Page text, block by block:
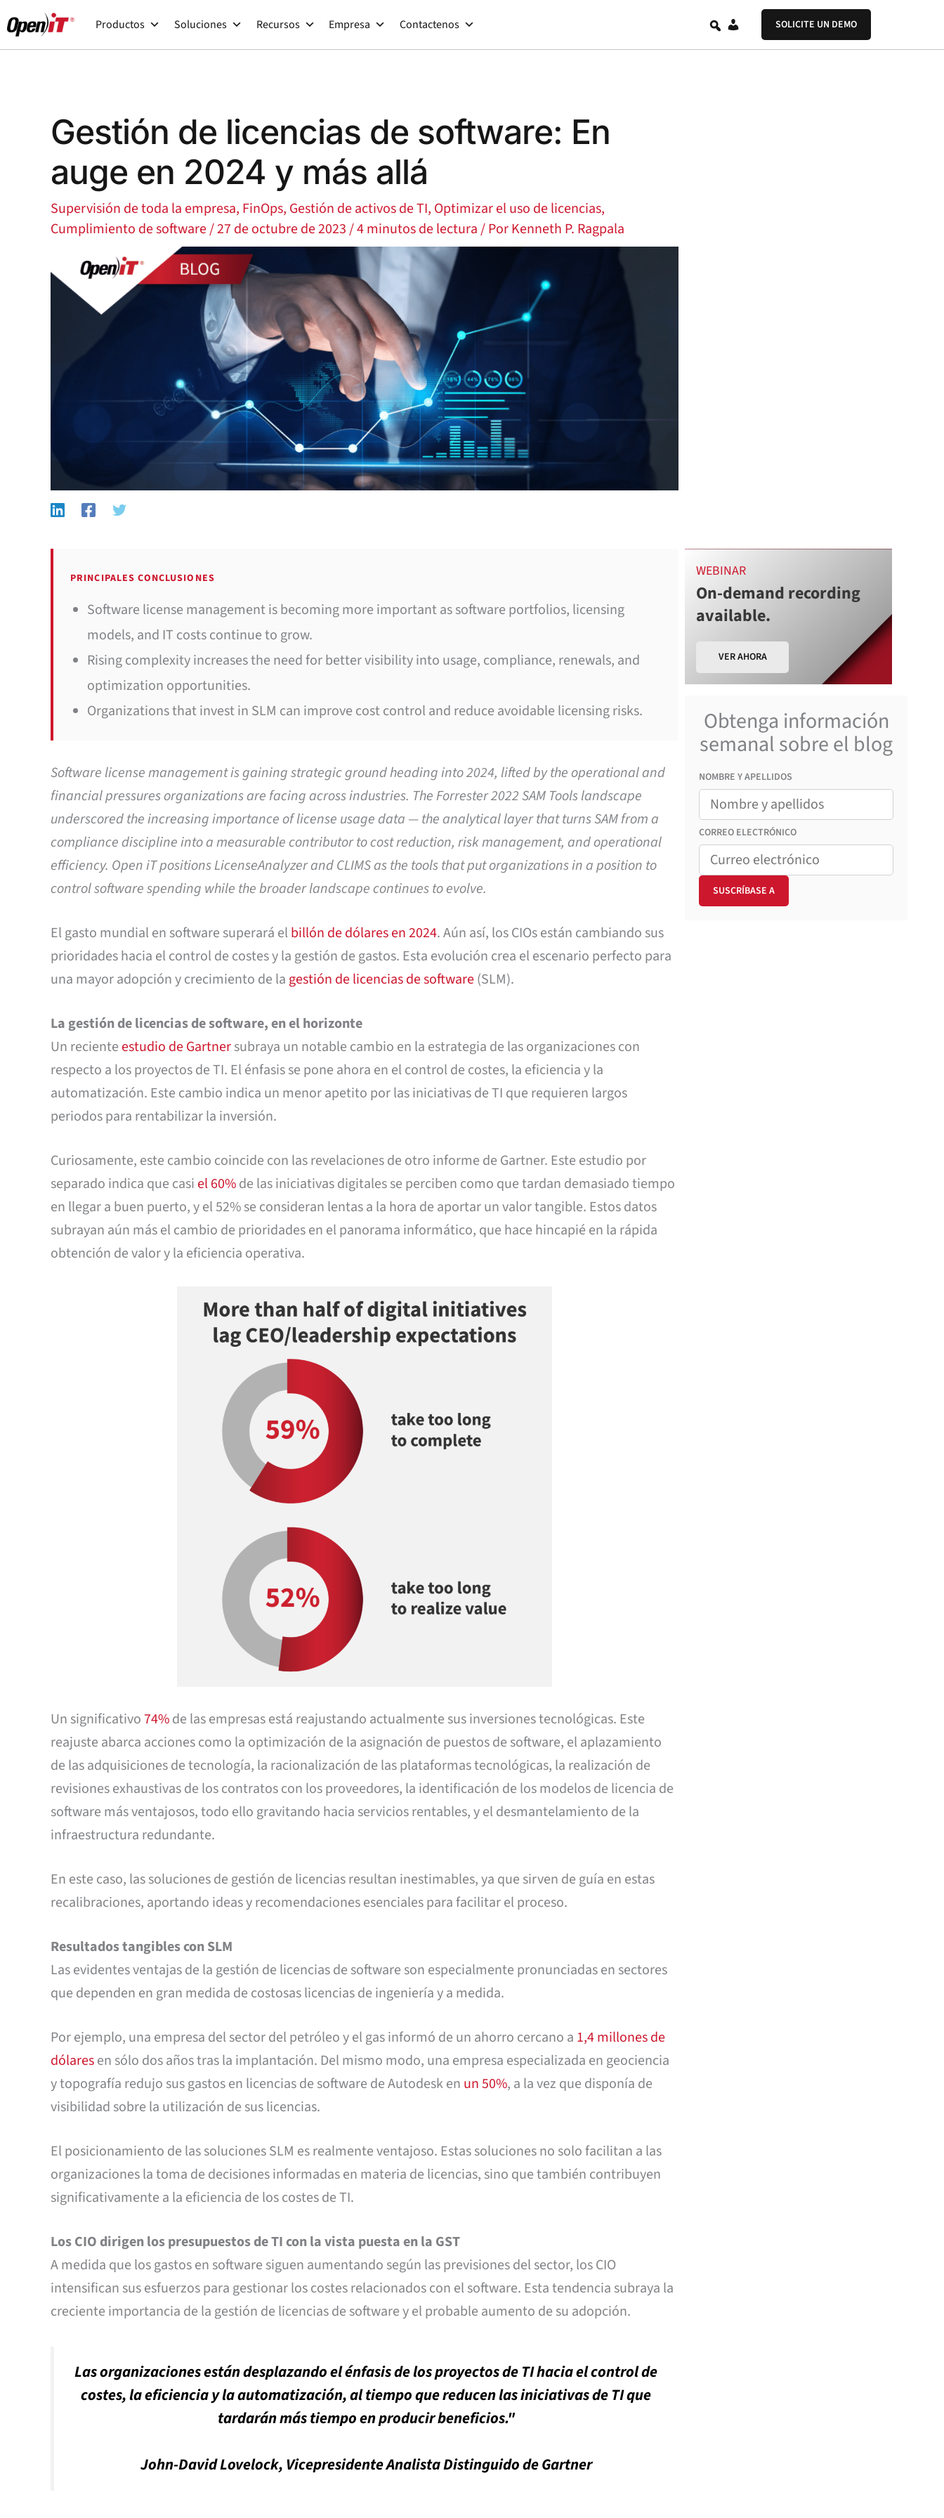
al
Productos Soluciones Recursos Empresa Contactenos SOLICITE UN DEMO
Gestión de licencias de software: En
auge en 2024 y más allá
Supervisión de toda la empresa, FinOps, Gestión de activos de TI, Optimizar el uso de licencias,
Cumplimiento de software/27 de octubre de 2023/4 minutos de lectura/ PorKenneth P. Ragpala
PRINCIPALES CONCLUSIONES
Software license management is becoming more important as software portfolios, licensing
models, and IT costs continue to grow.
Rising complexity increases the need for better visibility into usage, compliance, renewals, and
optimization opportunities.
Organizations that invest in SLM can improve cost control and reduce avoidable licensing risks.
Software license management is gaining strategic ground heading into 2024, lifted by the operational and
financial pressures organizations are facing across industries. The Forrester 2022 SAM Tools landscape
underscored the increasing importance of license usage data — the analytical layer that turns SAM from a
compliance discipline into a measurable contributor to cost reduction, risk management, and operational
efficiency. Open iT positions LicenseAnalyzer and CLIMS as the tools that put organizations in a position to
control software spending while the broader landscape continues to evolve.
El gasto mundial en software superará elbillón de dólares en 2024. Aún así, los CIOs están cambiando sus
prioridades hacia el control de costes y la gestión de gastos. Esta evolución crea el escenario perfecto para
una mayor adopción y crecimiento de la gestión de licencias de software(SLM).
La gestión de licencias de software, en el horizonte
Un reciente estudio de Gartnersubraya un notable cambio en la estrategia de las organizaciones con
respecto a los proyectos de TI. El énfasis se pone ahora en el control de costes, la eficiencia y la
automatización. Este cambio indica un menor apetito por las iniciativas de TI que requieren largos
periodos para rentabilizar la inversión.
Curiosamente, este cambio coincide con las revelaciones de otro informe de Gartner. Este estudio por
separado indica que casi el 60%de las iniciativas digitales se perciben como que tardan demasiado tiempo
en llegar a buen puerto, y el 52% se consideran lentas a la hora de aportar un valor tangible. Estos datos
subrayan aún más el cambio de prioridades en el panorama informático, que hace hincapié en la rápida
obtención de valor y la eficiencia operativa.
Un significativo 74%de las empresas está reajustando actualmente sus inversiones tecnológicas. Este
reajuste abarca acciones como la optimización de la asignación de puestos de software, el aplazamiento
de las adquisiciones de tecnología, la racionalización de las plataformas tecnológicas, la realización de
revisiones exhaustivas de los contratos con los proveedores, la identificación de los modelos de licencia de
software más ventajosos, todo ello gravitando hacia servicios rentables, y el desmantelamiento de la
infraestructura redundante.
En este caso, las soluciones de gestión de licencias resultan inestimables, ya que sirven de guía en estas
recalibraciones, aportando ideas y recomendaciones esenciales para facilitar el proceso.
Resultados tangibles con SLM
Las evidentes ventajas de la gestión de licencias de software son especialmente pronunciadas en sectores
que dependen en gran medida de costosas licencias de ingeniería y a medida.
Por ejemplo, una empresa del sector del petróleo y el gas informó de un ahorro cercano a 1,4 millones de
dólaresen sólo dos años tras la implantación. Del mismo modo, una empresa especializada en geociencia
y topografía redujo sus gastos en licencias de software de Autodesk en un 50%, a la vez que disponía de
visibilidad sobre la utilización de sus licencias.
El posicionamiento de las soluciones SLM es realmente ventajoso. Estas soluciones no solo facilitan a las
organizaciones la toma de decisiones informadas en materia de licencias, sino que también contribuyen
significativamente a la eficiencia de los costes de TI.
Los CIO dirigen los presupuestos de TI con la vista puesta en la GST
A medida que los gastos en software siguen aumentando según las previsiones del sector, los CIO
intensifican sus esfuerzos para gestionar los costes relacionados con el software. Esta tendencia subraya la
creciente importancia de la gestión de licencias de software y el probable aumento de su adopción.
Las organizaciones están desplazando el énfasis de los proyectos de TI hacia el control de
costes, la eficiencia y la automatización, al tiempo que reducen las iniciativas de TI que
tardarán más tiempo en producir beneficios."
John-David Lovelock, Vicepresidente Analista Distinguido de Gartner
WEBINAR
On-demand recording
available.
VER AHORA
Obtenga información
semanal sobre el blog
NOMBRE Y APELLIDOS
CORREO ELECTRÓNICO